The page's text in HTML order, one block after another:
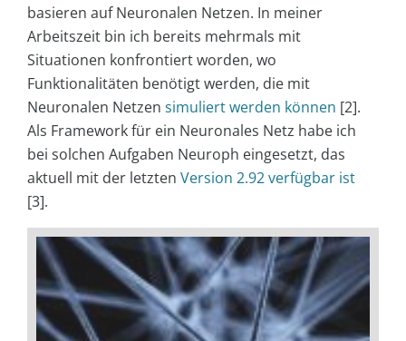
basieren auf Neuronalen Netzen. In meiner
Arbeitszeit bin ich bereits mehrmals mit
Situationen konfrontiert worden, wo
Funktionalitäten benötigt werden, die mit
Neuronalen Netzen simuliert werden können [2].
Als Framework für ein Neuronales Netz habe ich
bei solchen Aufgaben Neuroph eingesetzt, das
aktuell mit der letzten Version 2.92 verfügbar ist
[3].